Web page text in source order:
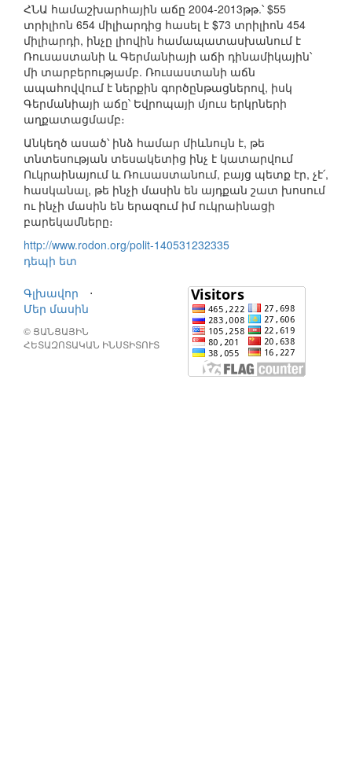
ՀՆԱ համաշխարհային աճը 2004-2013թթ.՝ $55
տրիլիոն 654 միլիարդից հասել է $73 տրիլիոն 454
միլիարդի, ինչը լիովին համապատասխանում է
Ռուսաստանի և Գերմանիայի աճի դինամիկային՝
մի տարբերությամբ. Ռուսաստանի աճն
ապահովվում է ներքին գործընթացներով, իսկ
Գերմանիայի աճը՝ Եվրոպայի մյուս երկրների
աղքատացմամբ։
Անկեղծ ասած՝ ինձ համար միևնույն է, թե
տնտեսության տեսակետից ինչ է կատարվում
Ուկրաինայում և Ռուսաստանում, բայց պետք էր, չէ՛,
հասկանալ, թե ինչի մասին են այդքան շատ խոսում
ու ինչի մասին են երազում իմ ուկրաինացի
բարեկամները։
http://www.rodon.org/polit-140531232335
դեպի ետ
Գլխավոր
⋅
Մեր մասին
© ՑԱՆՑԱՅԻՆ
ՀԵՏԱԶՈՏԱԿԱՆ ԻՆՍՏԻՏՈՒՏ